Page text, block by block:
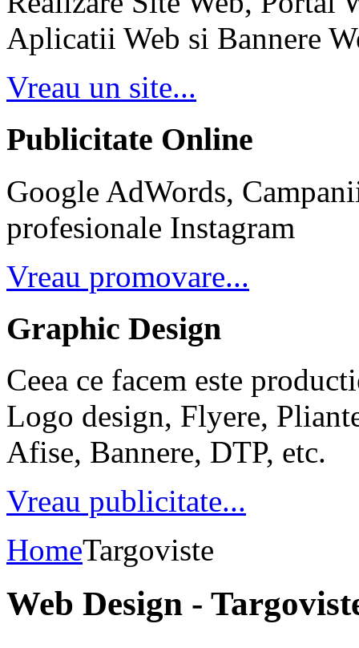
Aplicatii Web si Bannere
Vreau un site...
Publicitate Online
Google AdWords,
profesionale Instagram
Vreau promovare...
Graphic Design
Ceea ce facem este
Logo design, Flyere,
Afise, Bannere, DTP, etc.
Vreau publicitate...
HomeTargoviste
Web Design -